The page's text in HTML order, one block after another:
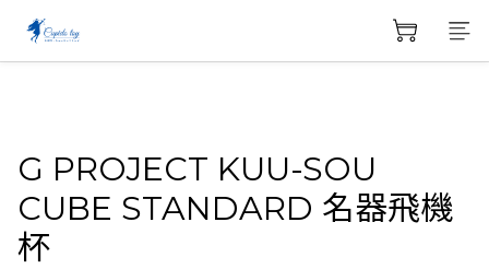
G PROJECT KUU-SOU
CUBE STANDARD 名器飛機
杯